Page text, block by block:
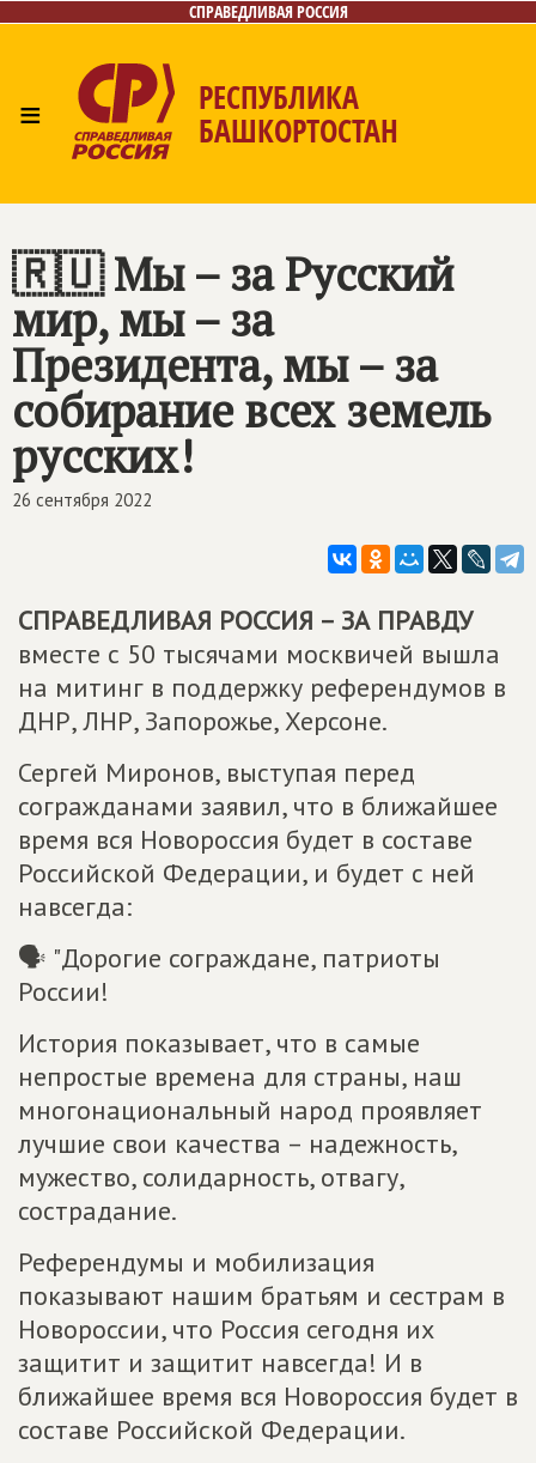
СПРАВЕДЛИВАЯ РОССИЯ
≡ РЕСПУБЛИКА
БАШКОРТОСТАН
Поиск
🇷🇺 Мы – за Русский
мир, мы – за
Президента, мы – за
собирание всех земель
русских!
26 сентября 2022
СПРАВЕДЛИВАЯ РОССИЯ – ЗА ПРАВДУ
вместе с 50 тысячами москвичей вышла
на митинг в поддержку референдумов в
ДНР, ЛНР, Запорожье, Херсоне.
Сергей Миронов, выступая перед
согражданами заявил, что в ближайшее
время вся Новороссия будет в составе
Российской Федерации, и будет с ней
навсегда:
🗣 "Дорогие сограждане, патриоты
России!
История показывает, что в самые
непростые времена для страны, наш
многонациональный народ проявляет
лучшие свои качества – надежность,
мужество, солидарность, отвагу,
сострадание.
Референдумы и мобилизация
показывают нашим братьям и сестрам в
Новороссии, что Россия сегодня их
защитит и защитит навсегда! И в
ближайшее время вся Новороссия будет в
составе Российской Федерации.